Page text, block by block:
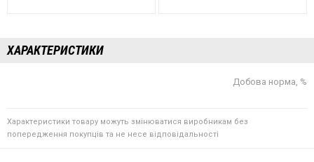
ХАРАКТЕРИСТИКИ
Добова норма, %
Характеристики товару можуть змінюватися виробникам без
попередження покупців та не несе відповідальності